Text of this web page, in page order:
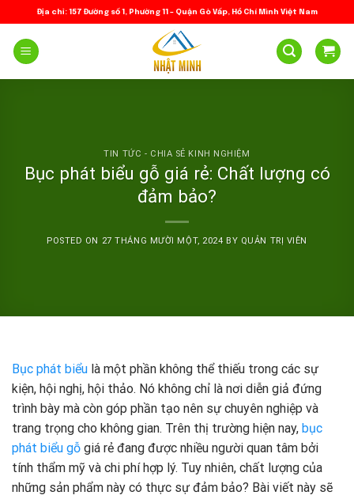
to
content
Địa chỉ: 157 Đường số 1, Phường 11 – Quận Gò Vấp, Hồ Chí Minh Việt Nam
TIN TỨC - CHIA SẺ KINH NGHIỆM
Bục phát biểu gỗ giá rẻ: Chất lượng có
đảm bảo?
POSTED ON 27 THÁNG MƯỜI MỘT, 2024 BY QUẢN TRỊ VIÊN
Bục phát biểu là một phần không thể thiếu trong các sự
kiện, hội nghị, hội thảo. Nó không chỉ là nơi diễn giả đứng
trình bày mà còn góp phần tạo nên sự chuyên nghiệp và
trang trọng cho không gian. Trên thị trường hiện nay, bục
phát biểu gỗ giá rẻ đang được nhiều người quan tâm bởi
tính thẩm mỹ và chi phí hợp lý. Tuy nhiên, chất lượng của
những sản phẩm này có thực sự đảm bảo? Bài viết này sẽ